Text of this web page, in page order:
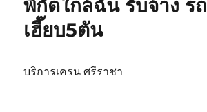
วิน
ศรีราชา
เหมา
รถ
พิกัดใกล้ฉัน รับจ้าง รถ
เฮี๊ยบ5ตัน
บริการเครน ศรีราชา